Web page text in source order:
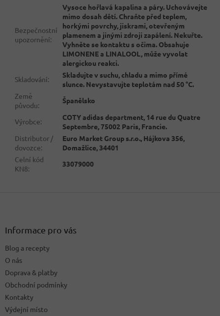
Bezpečnostní
upozornění:
Vysoce hořlavá kapalina a páry. Uchovávejte
mimo dosah dětí. Chraňte před teplem,
horkými povrchy, jiskrami, otevřeným
plamenem a jinými zdroji zapálení. Nekuřte.
Vyhněte se kontaktu s očima. Obsahuje
LIMONENE a LINALOOL, může vyvolat
alergickou reakci.
Skladování:
Skladujte v suchu, chladu a mimo přímé
slunce. Nevystavujte teplotám nad 50 °C.
Země
původu:
Španělsko
Výrobce:
COTY adidas department, 14 rue du Quatre
Septembre, 75002 Paris, Francie.
Distributor /
dovozce:
Euro Market Group s.r.o., Hájkova 356,
Domažlice, 34401
Celní kód
KN8:
33079000
Informace pro vás
Blog a recepty
O nás
Doprava & platby
Obchodní podmínky
Kontakty
Výdejní místo